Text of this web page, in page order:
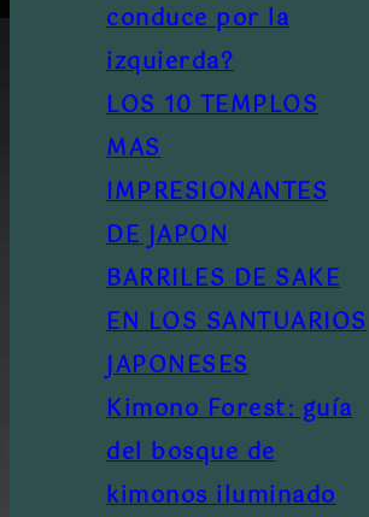
conduce por la
izquierda?
LOS 10 TEMPLOS
MAS
IMPRESIONANTES
DE JAPON
BARRILES DE SAKE
EN LOS SANTUARIOS
JAPONESES
Kimono Forest: guía
del bosque de
kimonos iluminado